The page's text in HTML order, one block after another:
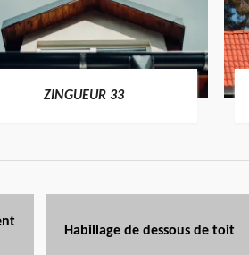
ZINGUEUR 33
Habillage de dessous de toit